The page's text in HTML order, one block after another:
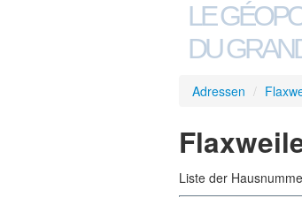
LE
DU
Adressen /
Liste der